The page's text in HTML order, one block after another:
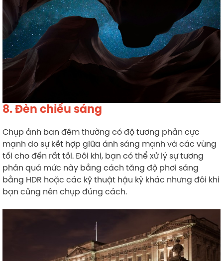
8. Đèn chiếu sáng
Chụp ảnh ban đêm thường có độ tương phản cực
mạnh do sự kết hợp giữa ánh sáng mạnh và các vùng
tối cho đến rất tối. Đôi khi, bạn có thể xử lý sự tương
phản quá mức này bằng cách tăng độ phơi sáng
bằng HDR hoặc các kỹ thuật hậu kỳ khác nhưng đôi khi
bạn cũng nên chụp đúng cách.